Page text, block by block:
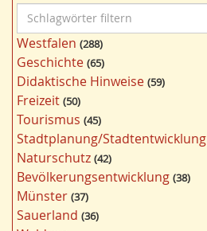
c
h
l
a
g
w
ö
r
t
e
r
Westfalen 288
Geschichte 65
Didaktische Hinweise 59
Freizeit 50
Tourismus 45
Stadtplanung/Stadtentwicklung
Naturschutz 42
Bevölkerungsentwicklung 38
Münster 37
Sauerland 36